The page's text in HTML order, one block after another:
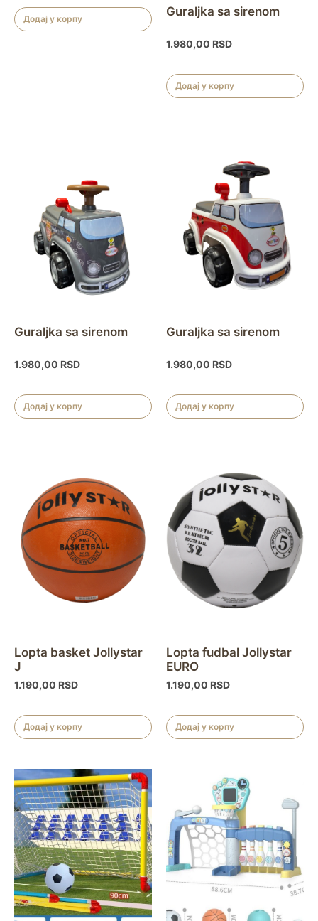
Додај у корпу
Guraljka sa sirenom
1.980,00 RSD
Додај у корпу
Guraljka sa sirenom
1.980,00 RSD
Додај у корпу
Guraljka sa sirenom
1.980,00 RSD
Додај у корпу
Lopta basket Jollystar
J
1.190,00 RSD
Додај у корпу
Lopta fudbal Jollystar
EURO
1.190,00 RSD
Додај у корпу